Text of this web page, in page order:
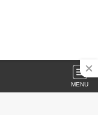
MENU